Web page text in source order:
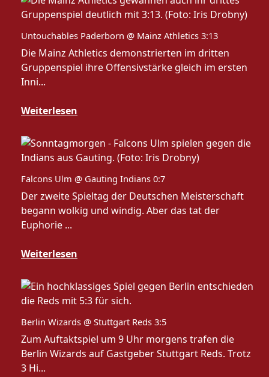
Untouchables Paderborn @ Mainz Athletics 3:13
Die Mainz Athletics demonstrierten im dritten
Gruppenspiel ihre Offensivstärke gleich im ersten
Inni...
Weiterlesen
Falcons Ulm @ Gauting Indians 0:7
Der zweite Spieltag der Deutschen Meisterschaft
begann wolkig und windig. Aber das tat der
Euphorie ...
Weiterlesen
Berlin Wizards @ Stuttgart Reds 3:5
Zum Auftaktspiel um 9 Uhr morgens trafen die
Berlin Wizards auf Gastgeber Stuttgart Reds. Trotz
3 Hi...